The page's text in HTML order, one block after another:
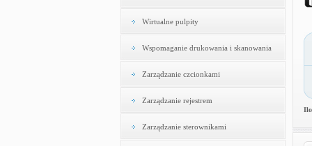
Wirtualne pulpity
Wspomaganie drukowania i skanowania
Zarządzanie czcionkami
Zarządzanie rejestrem
Zarządzanie sterownikami